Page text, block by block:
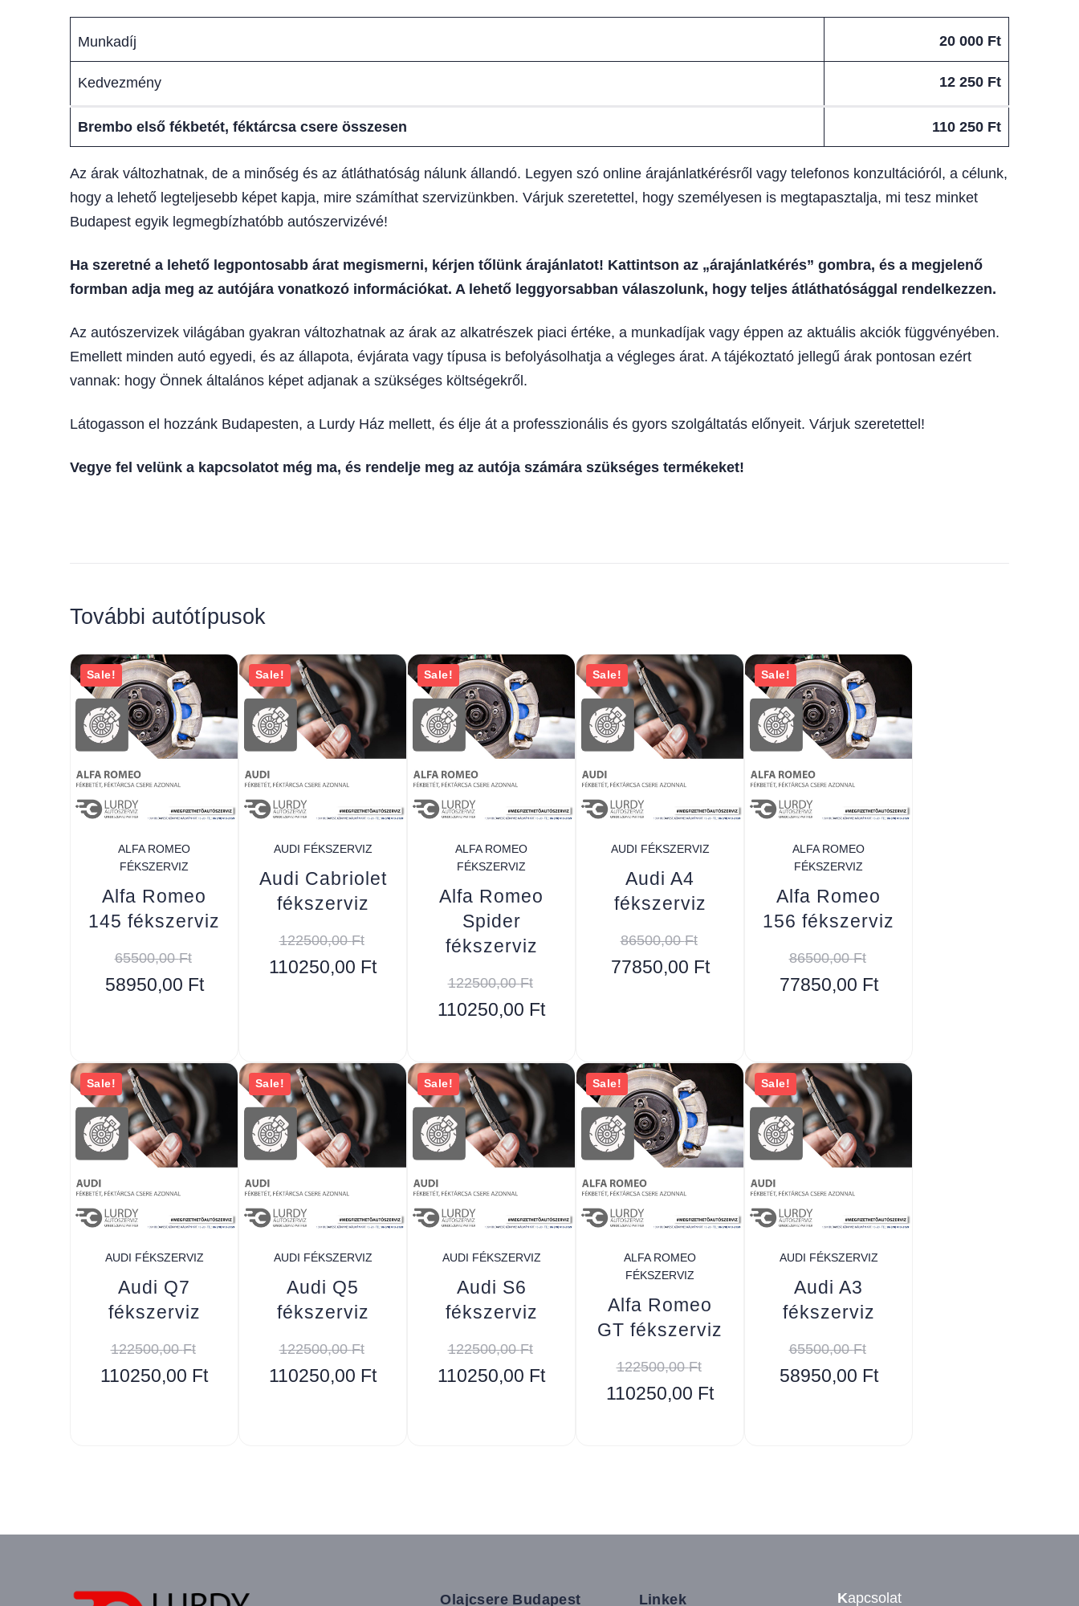
Munkadíj 20 000 Ft
Kedvezmény 12 250 Ft
Brembo első fékbetét, féktárcsa csere összesen 110 250 Ft
Az árak változhatnak, de a minőség és az átláthatóság nálunk állandó. Legyen szó online árajánlatkérésről vagy telefonos konzultációról, a célunk,
hogy a lehető legteljesebb képet kapja, mire számíthat szervizünkben. Várjuk szeretettel, hogy személyesen is megtapasztalja, mi tesz minket
Budapest egyik legmegbízhatóbb autószervizévé!
Ha szeretné a lehető legpontosabb árat megismerni, kérjen tőlünk árajánlatot! Kattintson az „árajánlatkérés” gombra, és a megjelenő
formban adja meg az autójára vonatkozó információkat. A lehető leggyorsabban válaszolunk, hogy teljes átláthatósággal rendelkezzen.
Az autószervizek világában gyakran változhatnak az árak az alkatrészek piaci értéke, a munkadíjak vagy éppen az aktuális akciók függvényében.
Emellett minden autó egyedi, és az állapota, évjárata vagy típusa is befolyásolhatja a végleges árat. A tájékoztató jellegű árak pontosan ezért
vannak: hogy Önnek általános képet adjanak a szükséges költségekről.
Látogasson el hozzánk Budapesten, a Lurdy Ház mellett, és élje át a professzionális és gyors szolgáltatás előnyeit. Várjuk szeretettel!
Vegye fel velünk a kapcsolatot még ma, és rendelje meg az autója számára szükséges termékeket!
További autótípusok
Sale!
ALFA ROMEO
FÉKSZERVIZ
Alfa Romeo
145 fékszerviz
65500,00Ft
58950,00 Ft
Sale!
AUDI FÉKSZERVIZ
Audi Cabriolet
fékszerviz
122500,00Ft
110250,00 Ft
Sale!
ALFA ROMEO
FÉKSZERVIZ
Alfa Romeo
Spider
fékszerviz
122500,00Ft
110250,00 Ft
Sale!
AUDI FÉKSZERVIZ
Audi A4
fékszerviz
86500,00Ft
77850,00 Ft
Sale!
ALFA ROMEO
FÉKSZERVIZ
Alfa Romeo
156 fékszerviz
86500,00Ft
77850,00 Ft
Sale!
AUDI FÉKSZERVIZ
Audi Q7
fékszerviz
122500,00Ft
110250,00 Ft
Sale!
AUDI FÉKSZERVIZ
Audi Q5
fékszerviz
122500,00Ft
110250,00 Ft
Sale!
AUDI FÉKSZERVIZ
Audi S6
fékszerviz
122500,00Ft
110250,00 Ft
Sale!
ALFA ROMEO
FÉKSZERVIZ
Alfa Romeo
GT fékszerviz
122500,00Ft
110250,00 Ft
Sale!
AUDI FÉKSZERVIZ
Audi A3
fékszerviz
65500,00Ft
58950,00 Ft
Olajcsere Budapest Linkek Kapcsolat